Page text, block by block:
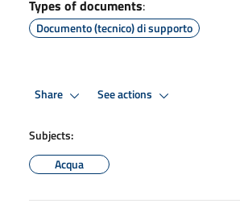
Types of documents:
Documento (tecnico) di supporto
Share See actions
Subjects:
Acqua